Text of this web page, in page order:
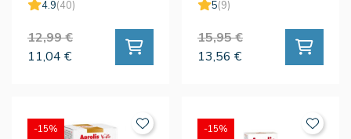
4.9(40)
12,99 €
11,04 €
5(9)
15,95 €
13,56 €
-15% -15%